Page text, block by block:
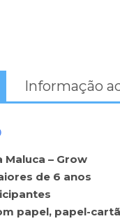
Informação
Maluca – Grow
de 6 anos
papel, papel-